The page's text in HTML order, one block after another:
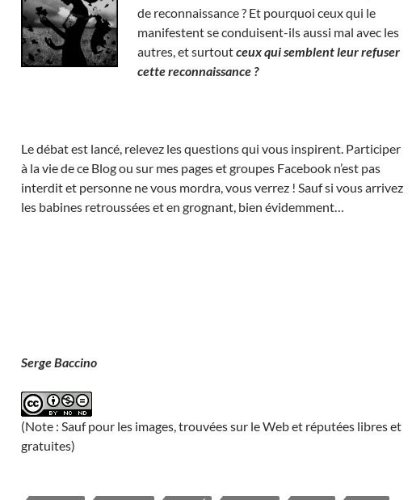
de reconnaissance ? Et pourquoi ceux qui le
manifestent se conduisent-ils aussi mal avec les
autres, et surtoutceux qui semblent leur refuser
cette reconnaissance ?
Le débat est lancé, relevez les questions qui vous inspirent. Participer
à la vie de ce Blog ou sur mes pages et groupes Facebook n’est pas
interdit et personne ne vous mordra, vous verrez ! Sauf si vous arrivez
les babines retroussées et en grognant, bien évidemment…
Serge Baccino
(Note : Sauf pour les images, trouvées sur le Web et réputées libres et
gratuites)